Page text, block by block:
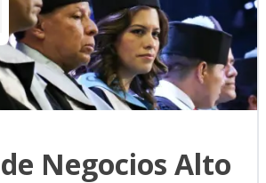
Negocios Alto